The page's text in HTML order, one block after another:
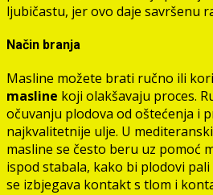
ljubičastu, jer ovo daje savršenu
Način branja
Masline možete brati ručno ili
masline koji olakšavaju proces.
očuvanju plodova od oštećenja i
najkvalitetnije ulje. U
masline se često beru uz pomoć
ispod stabala, kako bi plodovi
se izbjegava kontakt s tlom i